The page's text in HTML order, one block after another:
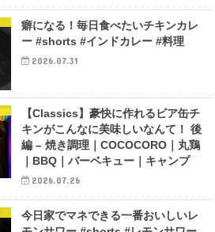
癖になる！毎日食べたいチキンカレ
ー #shorts #インドカレー #料理
2026.07.31
【Classics】豪快に作れるビア缶チ
キンがこんなに美味しいなんて！ 後
編 – 焼き調理｜COCOCORO｜丸鶏
｜BBQ｜バーベキュー｜キャンプ
2026.07.26
今日家でマネできる一番おいしいレ